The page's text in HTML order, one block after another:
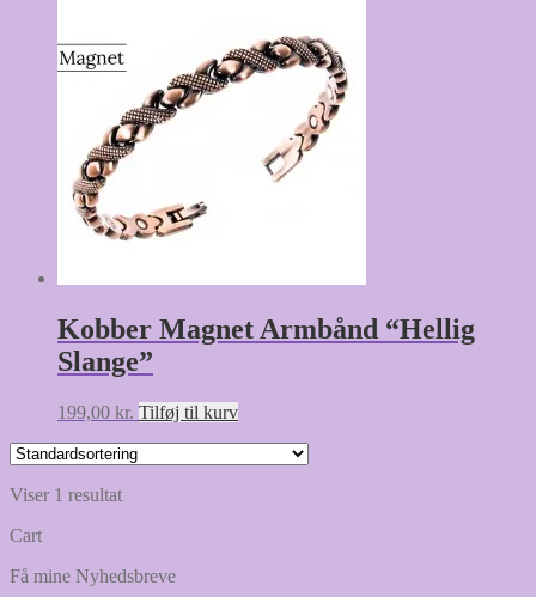
Kobber Magnet Armbånd “Hellig
Slange”
199,00 kr. Tilføj til kurv
Viser 1 resultat
Cart
Få mine Nyhedsbreve